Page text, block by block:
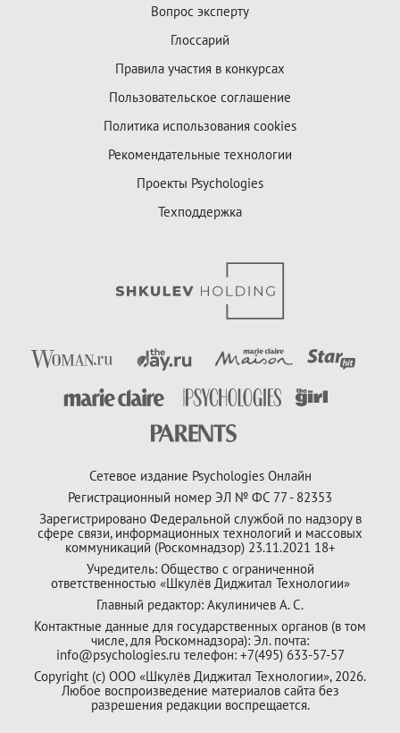
Вопрос эксперту
Глоссарий
Правила участия в конкурсах
Пользовательское соглашение
Политика использования cookies
Рекомендательные технологии
Проекты Psychologies
Техподдержка
Сетевое издание Psychologies Онлайн
Регистрационный номер ЭЛ № ФС 77 - 82353
Зарегистрировано Федеральной службой по надзору в
сфере связи, информационных технологий и массовых
коммуникаций (Роскомнадзор) 23.11.2021 18+
Учредитель: Общество с ограниченной
ответственностью «Шкулёв Диджитал Технологии»
Главный редактор: Акулиничев А. С.
Контактные данные для государственных органов (в том
числе, для Роскомнадзора): Эл. почта:
info@psychologies.ru телефон: +7(495) 633-57-57
Copyright (с) ООО «Шкулёв Диджитал Технологии», 2026.
Любое воспроизведение материалов сайта без
разрешения редакции воспрещается.